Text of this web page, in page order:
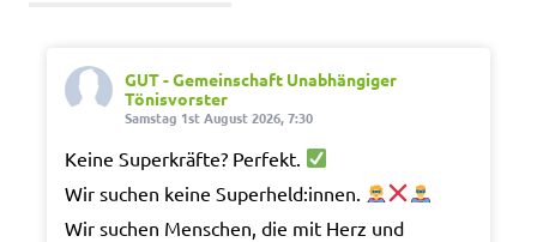
GUT - Gemeinschaft Unabhängiger
Tönisvorster
Samstag 1st August 2026, 7:30
Keine Superkräfte? Perfekt.
Wir suchen keine Superheld:innen.
Wir suchen Menschen, die mit Herz und